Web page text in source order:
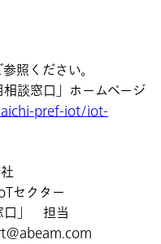
照ください。
談窓口」ホームページ
pref-iot/iot-
セクター
口」 担当